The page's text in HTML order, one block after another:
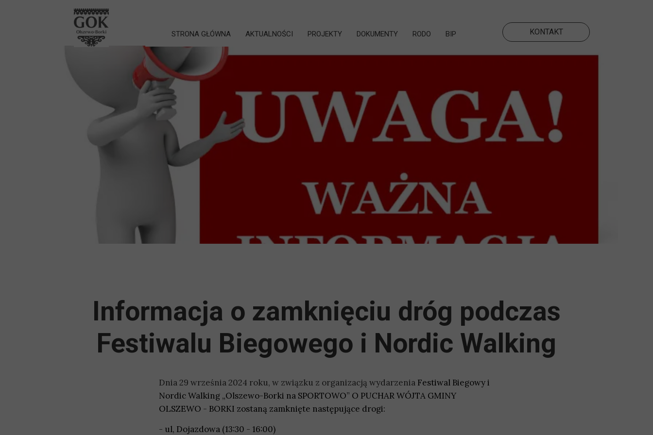
KONTAKT
STRONA GŁÓWNA AKTUALNOŚCI PROJEKTY DOKUMENTY RODO BIP
Informacja o zamknięciu dróg podczas
Festiwalu Biegowego i Nordic Walking
Dnia 29 września 2024 roku, w związku z organizacją wydarzenia Festiwal Biegowy i
Nordic Walking „Olszewo-Borki na SPORTOWO” O PUCHAR WÓJTA GMINY
OLSZEWO - BORKI zostaną zamknięte następujące drogi:
- ul, Dojazdowa (13:30 - 16:00)